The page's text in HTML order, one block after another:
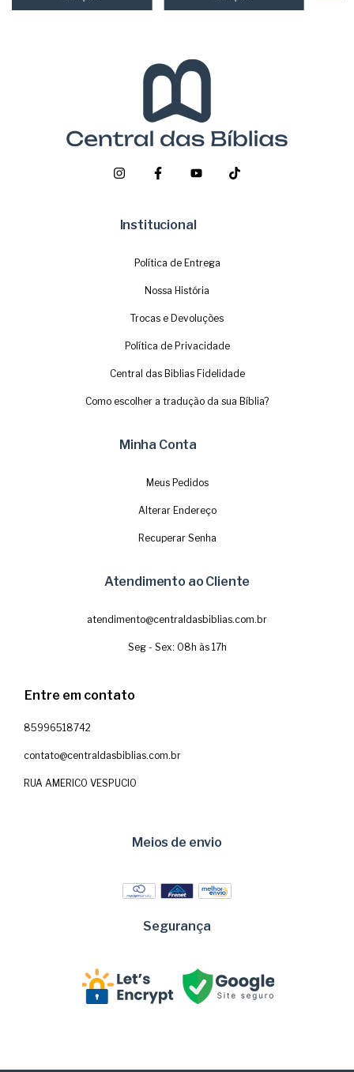
Institucional
Política de Entrega
Nossa História
Trocas e Devoluções
Política de Privacidade
Central das Biblias Fidelidade
Como escolher a tradução da sua Bíblia?
Minha Conta
Meus Pedidos
Alterar Endereço
Recuperar Senha
Atendimento ao Cliente
atendimento@centraldasbiblias.com.br
Seg - Sex: 08h às 17h
Entre em contato
85996518742
contato@centraldasbiblias.com.br
RUA AMERICO VESPUCIO
Meios de envio
Segurança